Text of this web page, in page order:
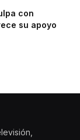
con
su apoyo